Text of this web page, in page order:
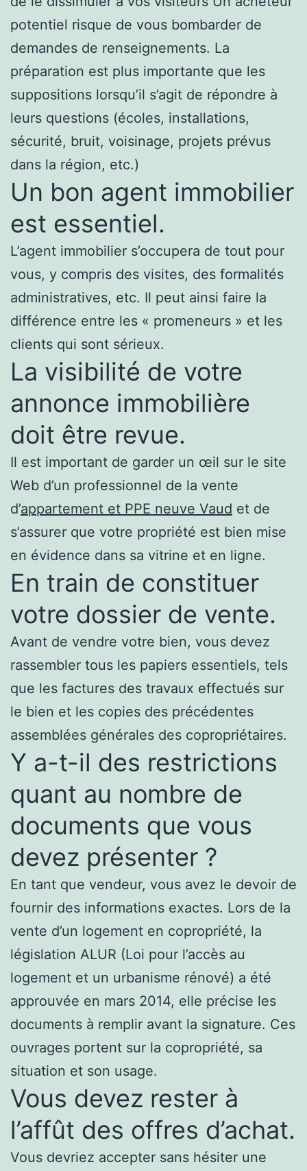
potentiel risque de vous bombarder de
demandes de renseignements. La
préparation est plus importante que les
suppositions lorsqu’il s’agit de répondre à
leurs questions (écoles, installations,
sécurité, bruit, voisinage, projets prévus
dans la région, etc.)
Un bon agent immobilier
est essentiel.
L’agent immobilier s’occupera de tout pour
vous, y compris des visites, des formalités
administratives, etc. Il peut ainsi faire la
différence entre les « promeneurs » et les
clients qui sont sérieux.
La visibilité de votre
annonce immobilière
doit être revue.
Il est important de garder un œil sur le site
Web d’un professionnel de la vente
d’appartement et PPE neuve Vaud et de
s’assurer que votre propriété est bien mise
en évidence dans sa vitrine et en ligne.
En train de constituer
votre dossier de vente.
Avant de vendre votre bien, vous devez
rassembler tous les papiers essentiels, tels
que les factures des travaux effectués sur
le bien et les copies des précédentes
assemblées générales des copropriétaires.
Y a-t-il des restrictions
quant au nombre de
documents que vous
devez présenter ?
En tant que vendeur, vous avez le devoir de
fournir des informations exactes. Lors de la
vente d’un logement en copropriété, la
législation ALUR (Loi pour l’accès au
logement et un urbanisme rénové) a été
approuvée en mars 2014, elle précise les
documents à remplir avant la signature. Ces
ouvrages portent sur la copropriété, sa
situation et son usage.
Vous devez rester à
l’affût des offres d’achat.
Vous devriez accepter sans hésiter une